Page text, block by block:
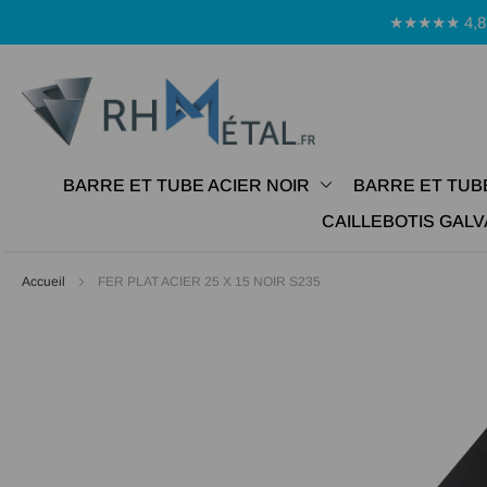
★★★★★ 4,8
BARRE ET TUBE ACIER NOIR BARRE ET
CAILLEBOTIS
Accueil FER PLAT ACIER 25 X 15 NOIR S235